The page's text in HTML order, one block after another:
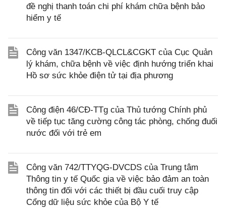
đề nghị thanh toán chi phí khám chữa bệnh bảo
hiểm y tế
Công văn 1347/KCB-QLCL&CGKT của Cục Quản
lý khám, chữa bệnh về việc định hướng triển khai
Hồ sơ sức khỏe điện tử tại địa phương
Công điện 46/CĐ-TTg của Thủ tướng Chính phủ
về tiếp tục tăng cường công tác phòng, chống đuối
nước đối với trẻ em
Công văn 742/TTYQG-DVCDS của Trung tâm
Thông tin y tế Quốc gia về việc bảo đảm an toàn
thông tin đối với các thiết bị đầu cuối truy cập
Cổng dữ liệu sức khỏe của Bộ Y tế